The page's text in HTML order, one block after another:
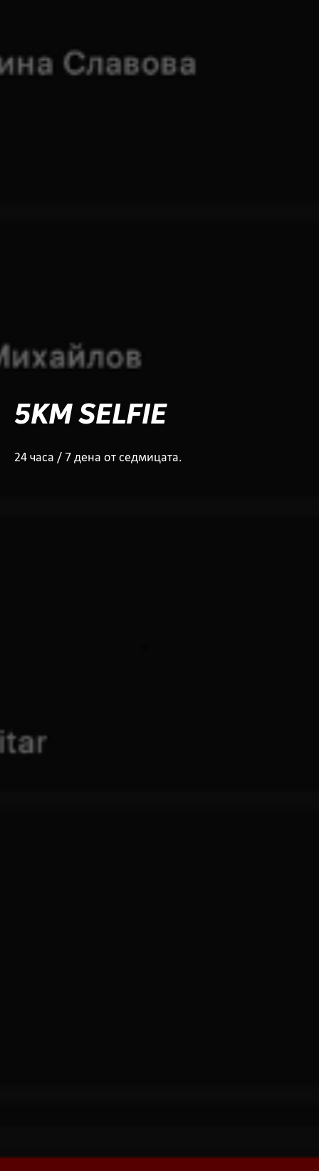
5KM SELFIE
24 часа / 7 дена от седмицата.